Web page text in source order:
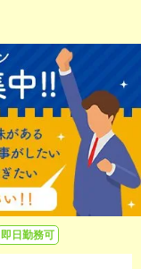
即日勤務可